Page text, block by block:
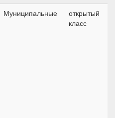
Муниципальные
открытый
класс